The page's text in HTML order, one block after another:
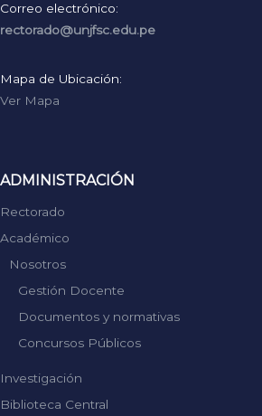
Correo electrónico:
rectorado@unjfsc.edu.pe
Mapa de Ubicación:
Ver Mapa
ADMINISTRACIÓN
Rectorado
Académico
Nosotros
Gestión Docente
Documentos y normativas
Concursos Públicos
Investigación
Biblioteca Central